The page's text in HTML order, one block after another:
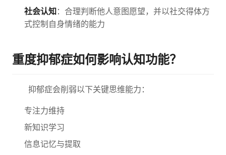
社会认知 ：合理判断他人意图愿望，并以社交得体方
式控制自身情绪的能力
重度抑郁症如何影响认知功能？
抑郁症会削弱以下关键思维能力：
专注力维持
新知识学习
信息记忆与提取